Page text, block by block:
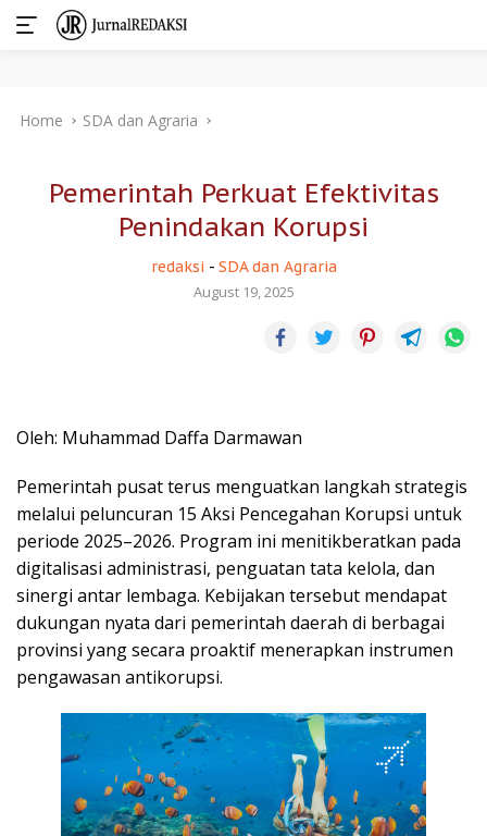
Home SDA dan Agraria
Pemerintah Perkuat Efektivitas
Penindakan Korupsi
redaksi - SDA dan Agraria
August 19, 2025
Oleh: Muhammad Daffa Darmawan
Pemerintah pusat terus menguatkan langkah strategis
melalui peluncuran 15 Aksi Pencegahan Korupsi untuk
periode 2025–2026. Program ini menitikberatkan pada
digitalisasi administrasi, penguatan tata kelola, dan
sinergi antar lembaga. Kebijakan tersebut mendapat
dukungan nyata dari pemerintah daerah di berbagai
provinsi yang secara proaktif menerapkan instrumen
pengawasan antikorupsi.